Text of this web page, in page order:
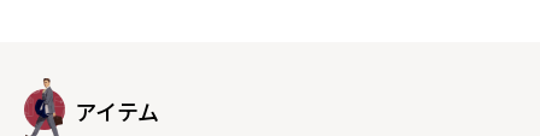
アイテム